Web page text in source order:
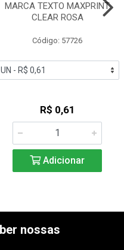
MARCA TEXTO MAXPRINT
CLEAR ROSA
Código: 57726
R$ 0,61
Adicionar
nossas